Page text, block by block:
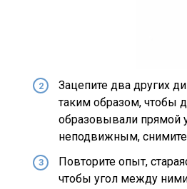
Зацепите два других
таким образом, чтобы
образовывали прямой
неподвижным,
Повторите опыт,
чтобы угол между